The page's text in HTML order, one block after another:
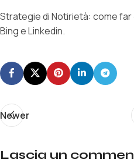
RSS FEED
LINK
EMBED
Strategie di Notirietà: come
Bing e Linkedin.
Newer
Lascia un